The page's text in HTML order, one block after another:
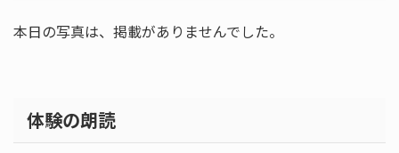
本日の写真は、掲載がありませんでした。
体験の朗読